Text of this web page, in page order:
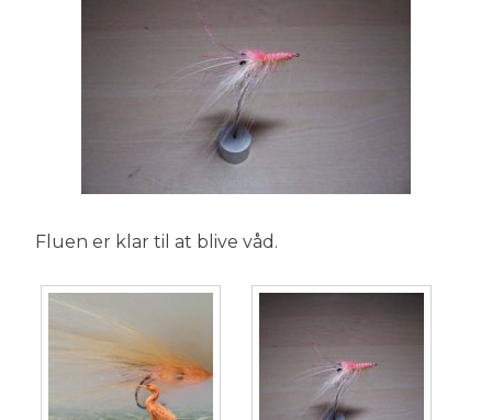
Fluen er klar til at blive våd.